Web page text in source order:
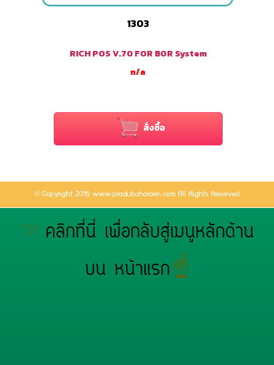
1303
RICH POS V.70 FOR BOR System
n/a
สั่งซื้อ
© Copyright 2015 www.pradubcharoen.com All Rights Reserved
☞ คลิกที่นี่ เพื่อกลับสู่เมนูหลักด้าน
บน หน้าแรก☝